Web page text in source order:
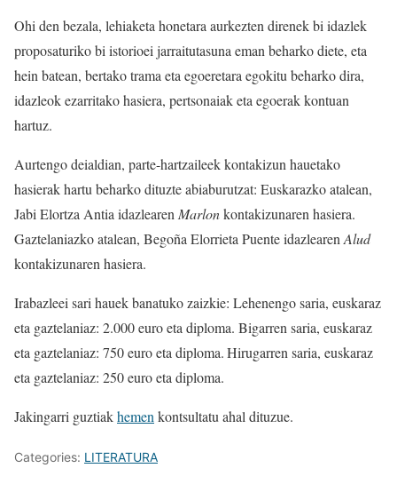
Ohi den bezala, lehiaketa honetara aurkezten direnek bi idazlek
proposaturiko bi istorioei jarraitutasuna eman beharko diete, eta
hein batean, bertako trama eta egoeretara egokitu beharko dira,
idazleok ezarritako hasiera, pertsonaiak eta egoerak kontuan
hartuz.
Aurtengo deialdian, parte-hartzaileek kontakizun hauetako
hasierak hartu beharko dituzte abiaburutzat: Euskarazko atalean,
Jabi Elortza Antia idazlearenMarlonkontakizunaren hasiera.
Gaztelaniazko atalean, Begoña Elorrieta Puente idazlearenAlud
kontakizunaren hasiera.
Irabazleei sari hauek banatuko zaizkie: Lehenengo saria, euskaraz
eta gaztelaniaz: 2.000 euro eta diploma. Bigarren saria, euskaraz
eta gaztelaniaz: 750 euro eta diploma. Hirugarren saria, euskaraz
eta gaztelaniaz: 250 euro eta diploma.
Jakingarri guztiakhemenkontsultatu ahal dituzue.
Categories: LITERATURA